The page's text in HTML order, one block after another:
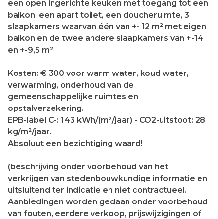
een open ingerichte keuken met toegang tot een
balkon, een apart toilet, een doucheruimte, 3
slaapkamers waarvan één van +- 12 m² met eigen
balkon en de twee andere slaapkamers van +-14
en +-9,5 m².
Kosten: € 300 voor warm water, koud water,
verwarming, onderhoud van de
gemeenschappelijke ruimtes en
opstalverzekering.
EPB-label C-: 143 kWh/(m²/jaar) - CO2-uitstoot: 28
kg/m²/jaar.
Absoluut een bezichtiging waard!
(beschrijving onder voorbehoud van het
verkrijgen van stedenbouwkundige informatie en
uitsluitend ter indicatie en niet contractueel.
Aanbiedingen worden gedaan onder voorbehoud
van fouten, eerdere verkoop, prijswijzigingen of